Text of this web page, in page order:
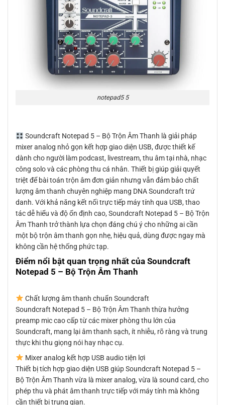
notepad5 5
Soundcraft Notepad 5 – Bộ Trộn Âm Thanh là giải pháp
mixer analog nhỏ gọn kết hợp giao diện USB, được thiết kế
dành cho người làm podcast, livestream, thu âm tại nhà, nhạc
công solo và các phòng thu cá nhân. Thiết bị giúp giải quyết
triệt để bài toán trộn âm đơn giản nhưng vẫn đảm bảo chất
lượng âm thanh chuyên nghiệp mang DNA Soundcraft trứ
danh. Với khả năng kết nối trực tiếp máy tính qua USB, thao
tác dễ hiểu và độ ổn định cao, Soundcraft Notepad 5 – Bộ Trộn
Âm Thanh trở thành lựa chọn đáng chú ý cho những ai cần
một bộ trộn âm thanh gọn nhẹ, hiệu quả, dùng được ngay mà
không cần hệ thống phức tạp.
Điểm nổi bật quan trọng nhất của Soundcraft
Notepad 5 – Bộ Trộn Âm Thanh
Chất lượng âm thanh chuẩn Soundcraft
Soundcraft Notepad 5 – Bộ Trộn Âm Thanh thừa hưởng
preamp mic cao cấp từ các mixer phòng thu lớn của
Soundcraft, mang lại âm thanh sạch, ít nhiễu, rõ ràng và trung
thực khi thu giọng nói hay nhạc cụ.
Mixer analog kết hợp USB audio tiện lợi
Thiết bị tích hợp giao diện USB giúp Soundcraft Notepad 5 –
Bộ Trộn Âm Thanh vừa là mixer analog, vừa là sound card, cho
phép thu và phát âm thanh trực tiếp với máy tính mà không
cần thiết bị trung gian.